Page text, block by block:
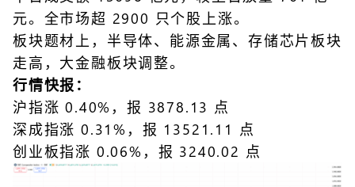
元。全市场超 2900 只个股上涨。
板块题材上，半导体、能源金属、存储芯片板块
走高，大金融板块调整。
行情快报：
沪指涨 0.40%，报 3878.13 点
深成指涨 0.31%，报 13521.11 点
创业板指涨 0.06%，报 3240.02 点